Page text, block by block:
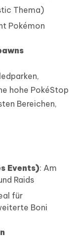
Thema)
Pokémon
hohe PokéStop
Bereichen,
Events): Am
Raids
für
Boni